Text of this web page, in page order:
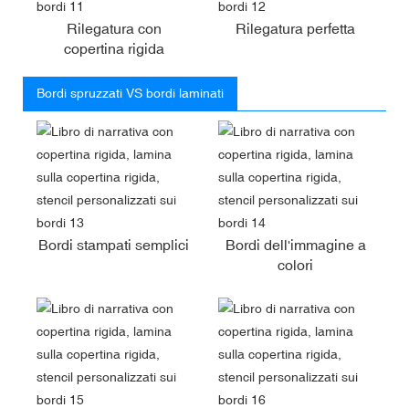
Rilegatura con
copertina rigida
Rilegatura perfetta
Bordi spruzzati VS bordi laminati
Bordi stampati semplici
Bordi dell'immagine a
colori